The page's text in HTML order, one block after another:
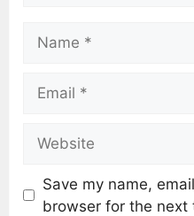
Save my name,
browser for the next